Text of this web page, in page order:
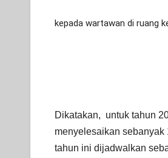
kepada wartawan di ruang
Dikatakan, untuk tahun
menyelesaikan sebanyak
tahun ini dijadwalkan